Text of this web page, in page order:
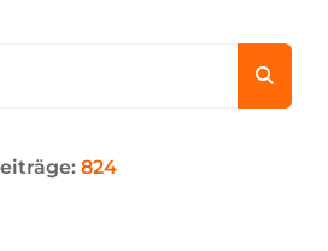
824